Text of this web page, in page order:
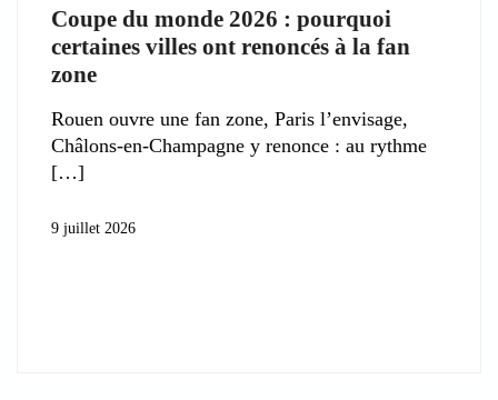
Coupe du monde 2026 : pourquoi
certaines villes ont renoncés à la fan
zone
Rouen ouvre une fan zone, Paris l’envisage,
Châlons-en-Champagne y renonce : au rythme
9 juillet 2026